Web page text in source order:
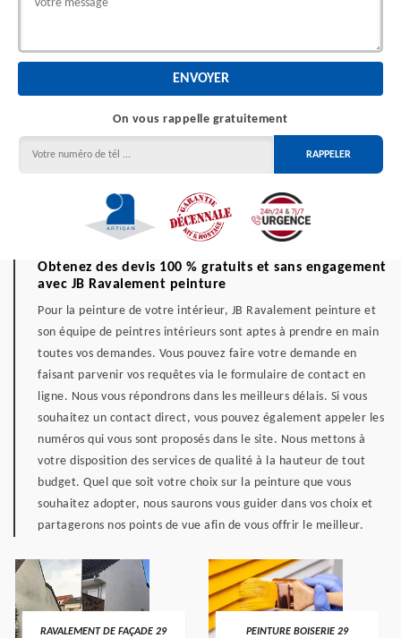
On vous rappelle gratuitement
Obtenez des devis 100 % gratuits et sans engagement
avec JB Ravalement peinture
Pour la peinture de votre intérieur, JB Ravalement peinture et
son équipe de peintres intérieurs sont aptes à prendre en main
toutes vos demandes. Vous pouvez faire votre demande en
faisant parvenir vos requêtes via le formulaire de contact en
ligne. Nous vous répondrons dans les meilleurs délais. Si vous
souhaitez un contact direct, vous pouvez également appeler les
numéros qui vous sont proposés dans le site. Nous mettons à
votre disposition des services de qualité à la hauteur de tout
budget. Quel que soit votre choix sur la peinture que vous
souhaitez adopter, nous saurons vous guider dans vos choix et
partagerons nos points de vue afin de vous offrir le meilleur.
RAVALEMENT DE FAÇADE 29
PEINTURE BOISERIE 29